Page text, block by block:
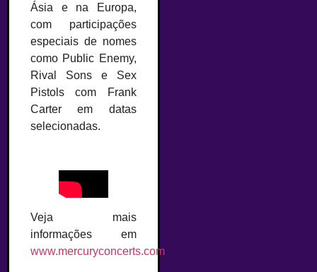
Ásia e na Europa,
com participações
especiais de nomes
como Public Enemy,
Rival Sons e Sex
Pistols com Frank
Carter em datas
selecionadas.
Veja mais
informações em
www.mercuryconcerts.com